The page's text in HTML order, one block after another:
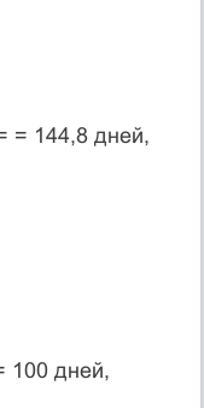
= 144,8 дней,
100 дней,